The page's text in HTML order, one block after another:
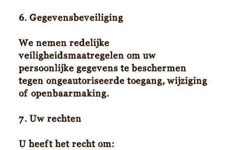
6. Gegevensbeveiliging
We nemen redelijke
veiligheidsmaatregelen om uw
persoonlijke gegevens te beschermen
tegen ongeautoriseerde toegang, wijziging
of openbaarmaking.
7. Uw rechten
U heeft het recht om: